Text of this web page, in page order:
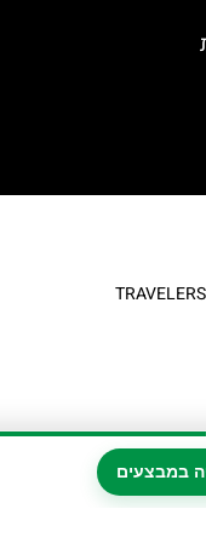
במבצעים